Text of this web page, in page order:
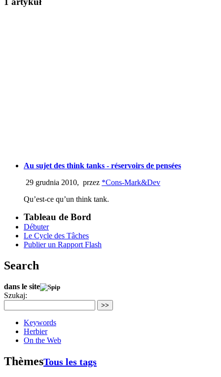
Au sujet des think tanks - réservoirs de pensées
29 grudnia 2010, przez *Cons-Mark&Dev
Qu’est-ce qu’un think tank.
Tableau de Bord
Débuter
Le Cycle des Tâches
Publier un Rapport Flash
Search
dans le site
Szukaj:
>>
Keywords
Herbier
On the Web
ThèmesTous les tags